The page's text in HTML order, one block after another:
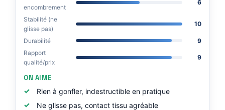
encombrement
6
Stabilité (ne
glisse pas)
10
Durabilité
9
Rapport
qualité/prix
9
ON AIME
Rien à gonfler, indestructible en pratique
Ne glisse pas, contact tissu agréable